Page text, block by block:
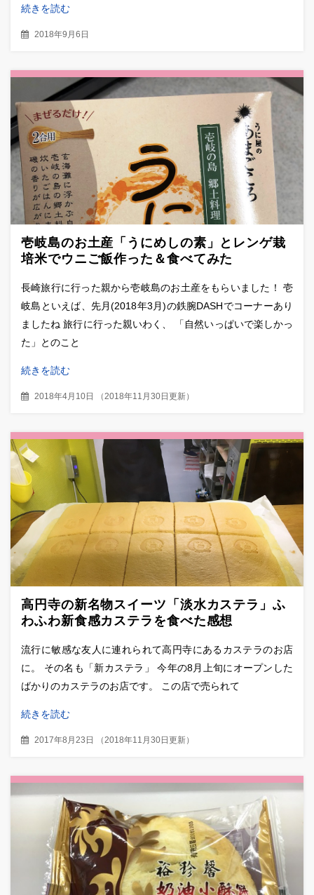
続きを読む
2018年9月6日
壱岐島のお土産「うにめしの素」とレンゲ栽
培米でウニご飯作った＆食べてみた
長崎旅行に行った親から壱岐島のお土産をもらいました！ 壱
岐島といえば、先月(2018年3月)の鉄腕DASHでコーナーあり
ましたね 旅行に行った親いわく、 「自然いっぱいで楽しかっ
た」とのこと
続きを読む
2018年4月10日 （2018年11月30日更新）
高円寺の新名物スイーツ「淡水カステラ」ふ
わふわ新食感カステラを食べた感想
流行に敏感な友人に連れられて高円寺にあるカステラのお店
に。 その名も「新カステラ」 今年の8月上旬にオープンした
ばかりのカステラのお店です。 この店で売られて
続きを読む
2017年8月23日 （2018年11月30日更新）